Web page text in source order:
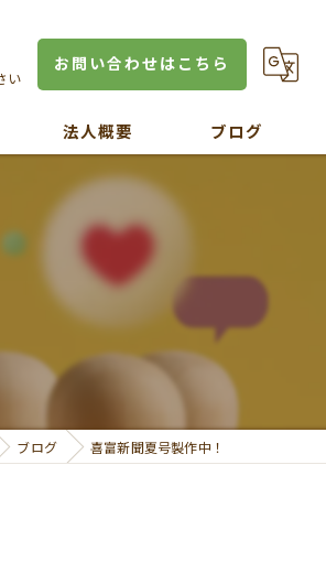
い
お問い合わせはこちら
法人概要 ブログ
ブログ 喜富新聞夏号製作中！